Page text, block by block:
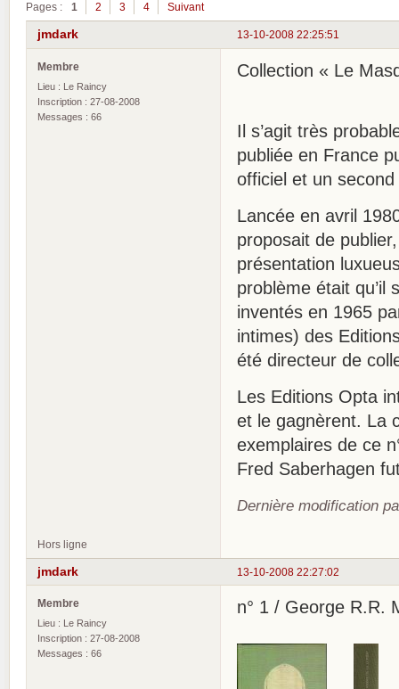
Pages : 1 2 3 4 Suivant
13-10-2008 22:25:51
jmdark
Membre
Lieu : Le Raincy
Inscription : 27-08-2008
Messages : 66
Collection « Le
Il s’agit très
publiée en France
officiel et un
Lancée en avril
proposait de
présentation
problème était qu’il
inventés en 1965
intimes) des
été directeur de
Les Editions Opta
et le gagnèrent. La
exemplaires de ce
Fred Saberhagen
Dernière modification
Hors ligne
13-10-2008 22:27:02
jmdark
Membre
Lieu : Le Raincy
Inscription : 27-08-2008
Messages : 66
n° 1 / George R.R.